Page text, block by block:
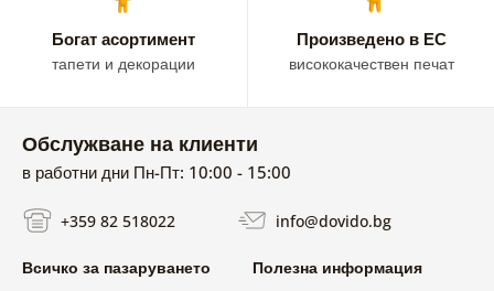
Богат асортимент
тапети и декорации
Произведено в ЕС
висококачествен печат
Обслужване на клиенти
в работни дни Пн-Пт: 10:00 - 15:00
+359 82 518022 info@dovido.bg
Всичко за пазаруването Полезна информация